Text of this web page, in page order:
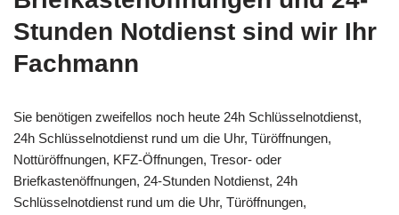
Stunden Notdienst sind wir Ihr
Fachmann
Sie benötigen zweifellos noch heute 24h Schlüsselnotdienst,
24h Schlüsselnotdienst rund um die Uhr, Türöffnungen,
Nottüröffnungen, KFZ-Öffnungen, Tresor- oder
Briefkastenöffnungen, 24-Stunden Notdienst, 24h
Schlüsselnotdienst rund um die Uhr, Türöffnungen,